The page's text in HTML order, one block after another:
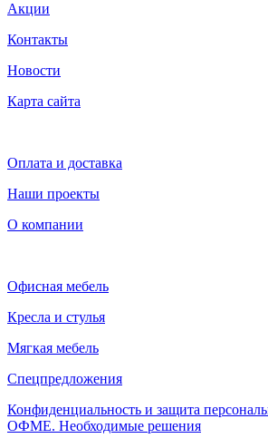
Акции
Контакты
Новости
Карта сайта
Оплата и доставка
Наши проекты
О компании
Офисная мебель
Кресла и стулья
Мягкая мебель
Спецпредложения
Конфиденциальность и защита
ОФМЕ. Необходимые решения